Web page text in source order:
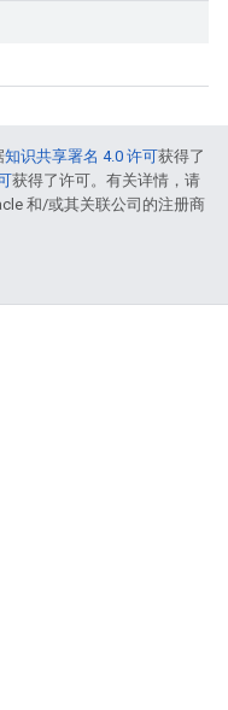
知识共享署名 4.0 许可获得了
获得了许可。有关详情，请
和/或其关联公司的注册商